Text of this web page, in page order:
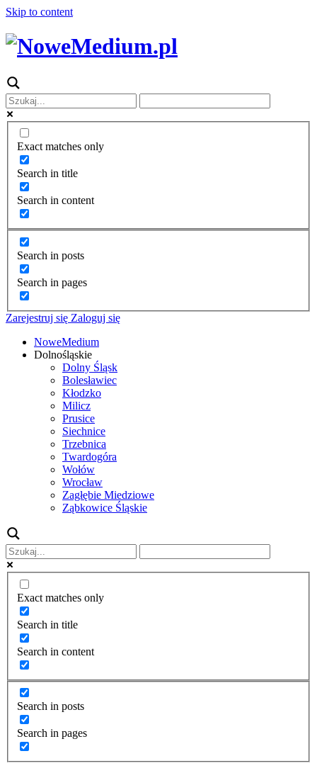
Skip to content
Exact matches only
Search in title
Search in content
Search in posts
Search in pages
Zarejestruj się Zaloguj się
NoweMedium
Dolnośląskie
Dolny Śląsk
Bolesławiec
Kłodzko
Milicz
Prusice
Siechnice
Trzebnica
Twardogóra
Wołów
Wrocław
Zagłębie Miedziowe
Ząbkowice Śląskie
Exact matches only
Search in title
Search in content
Search in posts
Search in pages